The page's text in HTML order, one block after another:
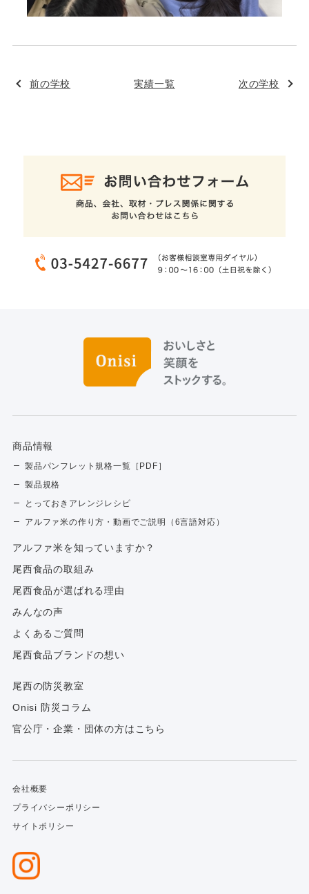
前の学校 実績一覧 次の学校
商品情報
製品パンフレット規格一覧［PDF］
製品規格
とっておきアレンジレシピ
アルファ米の作り方・動画でご説明（6言語対応）
アルファ⽶を知っていますか？
尾西食品の取組み
尾西食品が選ばれる理由
みんなの声
よくあるご質問
尾西食品ブランドの想い
尾西の防災教室
Onisi 防災コラム
官公庁・企業・団体の方はこちら
会社概要
プライバシーポリシー
サイトポリシー